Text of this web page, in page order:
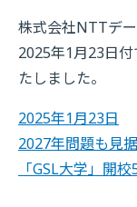
株式会社NTTデ
2025年1月23日
たしました。
2025年1月23日
2027年問題も見
「GSL大学」開